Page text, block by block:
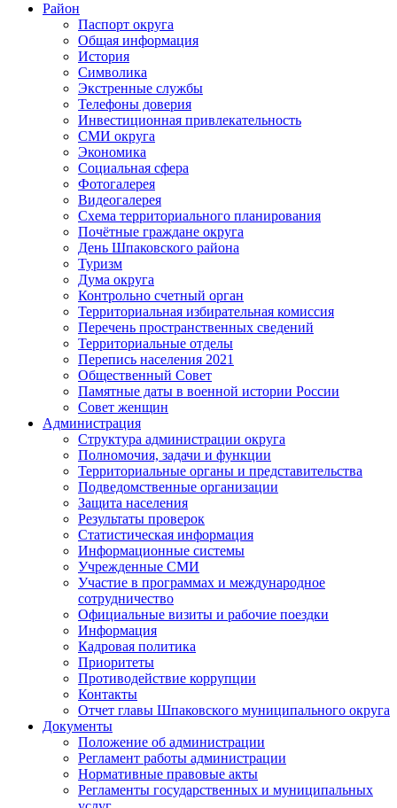
Район
Паспорт округа
Общая информация
История
Символика
Экстренные службы
Телефоны доверия
Инвестиционная привлекательность
СМИ округа
Экономика
Социальная сфера
Фотогалерея
Видеогалерея
Схема территориального планирования
Почётные граждане округа
День Шпаковского района
Туризм
Дума округа
Контрольно счетный орган
Территориальная избирательная комиссия
Перечень пространственных сведений
Территориальные отделы
Перепись населения 2021
Общественный Совет
Памятные даты в военной истории России
Совет женщин
Администрация
Структура администрации округа
Полномочия, задачи и функции
Территориальные органы и представительства
Подведомственные организации
Защита населения
Результаты проверок
Статистическая информация
Информационные системы
Учрежденные СМИ
Участие в программах и международное
сотрудничество
Официальные визиты и рабочие поездки
Информация
Кадровая политика
Приоритеты
Противодействие коррупции
Контакты
Отчет главы Шпаковского муниципального округа
Документы
Положение об администрации
Регламент работы администрации
Нормативные правовые акты
Регламенты государственных и муниципальных